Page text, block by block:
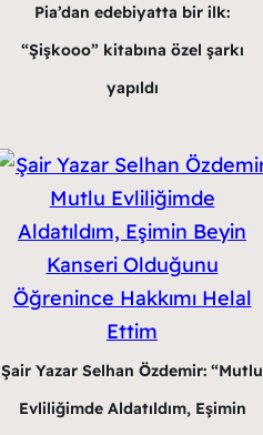
Pia’dan edebiyatta bir ilk:
“Şişkooo” kitabına özel şarkı
yapıldı
Şair Yazar Selhan Özdemir: “Mutlu
Evliliğimde Aldatıldım, Eşimin